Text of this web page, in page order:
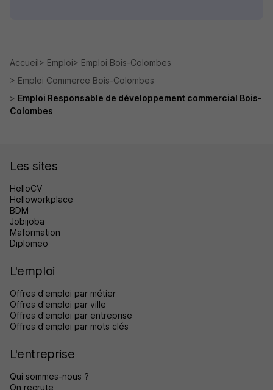
Accueil Emploi
Emploi Bois-Colombes
Emploi Commerce Bois-Colombes
Emploi Responsable de développement commercial Bois-
Colombes
Les sites
HelloCV
Helloworkplace
BDM
Jobijoba
Maformation
Diplomeo
L'emploi
Offres d'emploi par métier
Offres d'emploi par ville
Offres d'emploi par entreprise
Offres d'emploi par mots clés
L'entreprise
Qui sommes-nous ?
On recrute